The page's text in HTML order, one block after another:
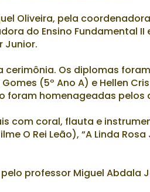
Oliveira, pela
do Ensino Fundamental II
Junior.
cerimônia. Os diplomas
(5º Ano A) e Hellen
foram homenageadas pelos
com coral, flauta e
O Rei Leão), “A Linda Rosa
professor Miguel Abdala